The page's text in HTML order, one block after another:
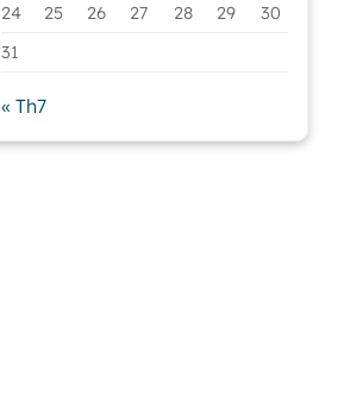
24
25 26 27 28 29
30
31
« Th7